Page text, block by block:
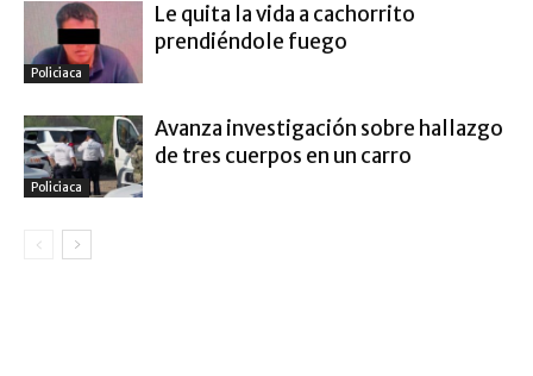
Policiaca
Le quita la vida a cachorrito
prendiéndole fuego
Policiaca
Avanza investigación sobre hallazgo
de tres cuerpos en un carro